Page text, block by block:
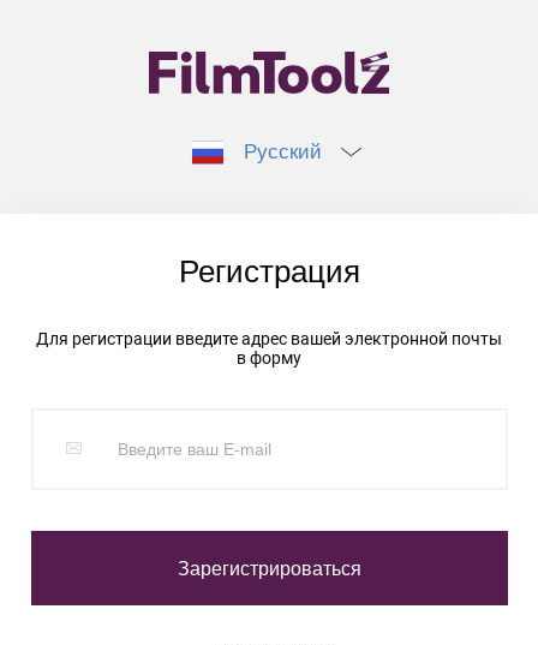
Русский
Регистрация
Для регистрации введите адрес вашей электронной почты
в форму